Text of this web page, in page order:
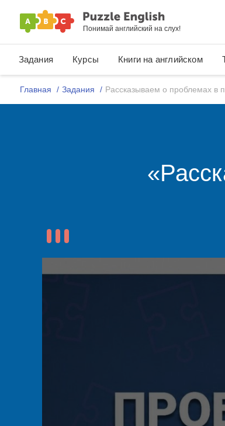
Понимай английский на слух!
Задания Курсы Книги на английском
Главная Задания